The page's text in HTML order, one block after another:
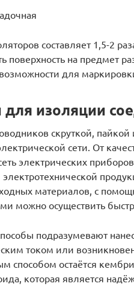
составляет 1,5-2
поверхность на предмет
для
изоляции
скруткой,
сети. От
электрических
материалов, с
можно осуществить
подразумевают
током или
способом остаётся
которая является